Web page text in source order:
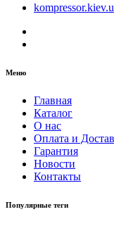
Меню
Главная
Каталог
О нас
Оплата и
Гарантия
Новости
Контакты
Популярные теги